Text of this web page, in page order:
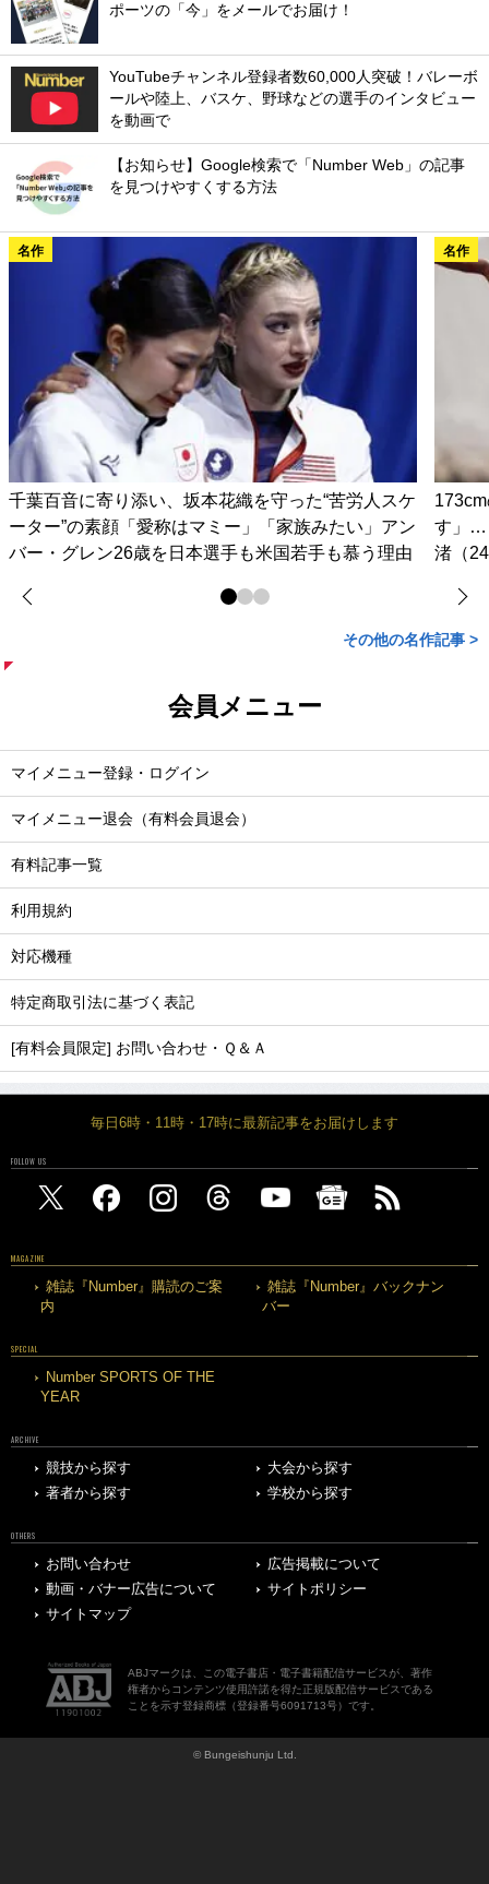
ポーツの「今」をメールでお届け！
YouTubeチャンネル登録者数60,000人突破！バレーボ
ールや陸上、バスケ、野球などの選手のインタビュー
を動画で
【お知らせ】Google検索で「Number Web」の記事
を見つけやすくする方法
名作
千葉百音に寄り添い、坂本花織を守った“苦労人スケ
ーター”の素顔「愛称はマミー」「家族みたい」アン
バー・グレン26歳を日本選手も米国若手も慕う理由
名作
す」…
渚（
その他の名作記事 >
会員メニュー
マイメニュー登録・ログイン
マイメニュー退会（有料会員退会）
有料記事一覧
利用規約
対応機種
特定商取引法に基づく表記
[有料会員限定] お問い合わせ・Ｑ＆Ａ
毎日6時・11時・17時に最新記事をお届けします
FOLLOW US
MAGAZINE
雑誌『Number』購読のご案
内
雑誌『Number』バックナン
バー
SPECIAL
Number SPORTS OF THE
YEAR
ARCHIVE
競技から探す
大会から探す
著者から探す
学校から探す
OTHERS
お問い合わせ
広告掲載について
動画・バナー広告について
サイトポリシー
サイトマップ
ABJマークは、この電子書店・電子書籍配信サービスが、著作
権者からコンテンツ使用許諾を得た正規版配信サービスである
ことを示す登録商標（登録番号6091713号）です。
© Bungeishunju Ltd.